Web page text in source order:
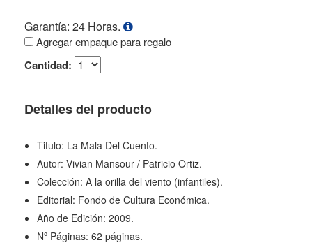
Garantía: 24 Horas.
Agregar empaque para regalo
Cantidad:
Detalles del producto
Titulo: La Mala Del Cuento.
Autor: Vivian Mansour / Patricio Ortiz.
Colección: A la orilla del viento (infantiles).
Editorial: Fondo de Cultura Económica.
Año de Edición: 2009.
Nº Páginas: 62 páginas.